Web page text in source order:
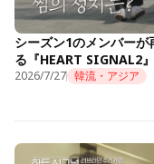
シーズン1のメンバー
る『HEART SIGNAL2
2026/7/27 韓流・アジア